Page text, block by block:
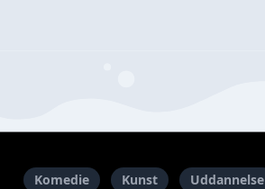
Komedie Kunst Uddannelse